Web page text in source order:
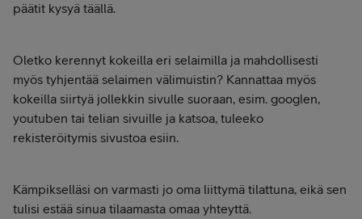
päätit kysyä täällä.
Oletko kerennyt kokeilla eri selaimilla ja mahdollisesti
myös tyhjentää selaimen välimuistin? Kannattaa myös
kokeilla siirtyä jollekkin sivulle suoraan, esim. googlen,
youtuben tai telian sivuille ja katsoa, tuleeko
rekisteröitymis sivustoa esiin.
Kämpikselläsi on varmasti jo oma liittymä tilattuna, eikä sen
tulisi estää sinua tilaamasta omaa yhteyttä.